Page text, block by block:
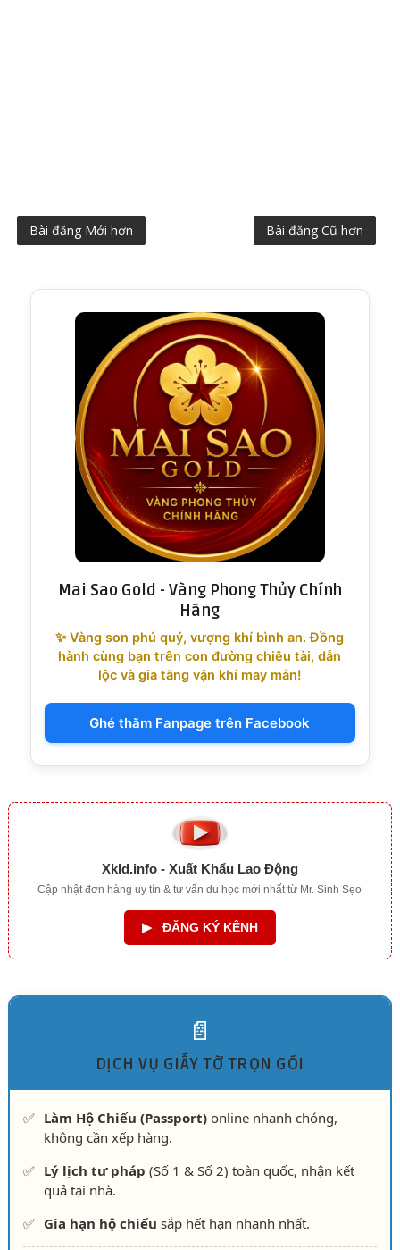
Bài đăng Mới hơn Bài đăng Cũ hơn
Mai Sao Gold - Vàng Phong Thủy Chính
Hãng
✨ Vàng son phú quý, vượng khí bình an. Đồng
hành cùng bạn trên con đường chiêu tài, dẫn
lộc và gia tăng vận khí may mắn!
Ghé thăm Fanpage trên Facebook
Xkld.info - Xuất Khẩu Lao Động
Cập nhật đơn hàng uy tín & tư vấn du học mới nhất từ Mr. Sinh Sẹo
▶ ĐĂNG KÝ KÊNH
📄
DỊCH VỤ GIẤY TỜ TRỌN GÓI
✅ Làm Hộ Chiếu (Passport)online nhanh chóng,
không cần xếp hàng.
✅ Lý lịch tư pháp (Số 1 & Số 2) toàn quốc, nhận kết
quả tại nhà.
✅ Gia hạn hộ chiếu sắp hết hạn nhanh nhất.